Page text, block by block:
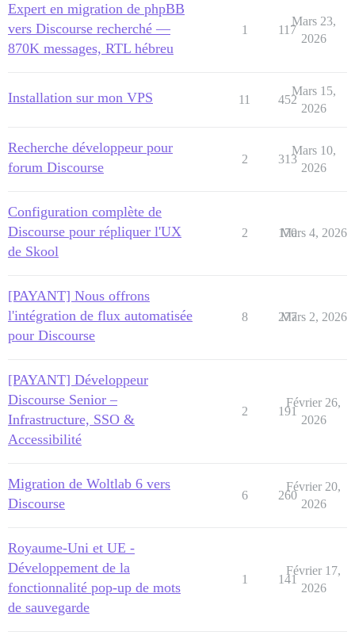
Expert en migration de phpBB
vers Discourse recherché —
870K messages, RTL hébreu
1 117
Mars 23,
2026
Installation sur mon VPS 11 452
Mars 15,
2026
Recherche développeur pour
forum Discourse
2 313
Mars 10,
2026
Configuration complète de
Discourse pour répliquer l'UX
de Skool
2 170
Mars 4, 2026
[PAYANT] Nous offrons
l'intégration de flux automatisée
pour Discourse
8 277
Mars 2, 2026
[PAYANT] Développeur
Discourse Senior –
Infrastructure, SSO &
Accessibilité
2 191
Février 26,
2026
Migration de Woltlab 6 vers
Discourse
6 260
Février 20,
2026
Royaume-Uni et UE -
Développement de la
fonctionnalité pop-up de mots
de sauvegarde
1 141
Février 17,
2026